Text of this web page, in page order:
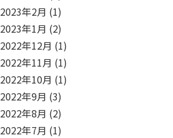
2023年2月 (1)
2023年1月 (2)
2022年12月 (1)
2022年11月 (1)
2022年10月 (1)
2022年9月 (3)
2022年8月 (2)
2022年7月 (1)